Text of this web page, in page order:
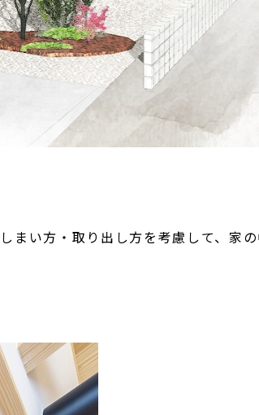
まい方・取り出し方を考慮して、家